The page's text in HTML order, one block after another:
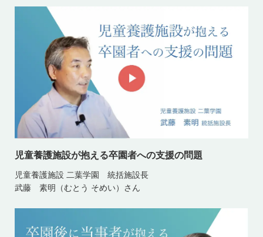
児童養護施設が抱える卒園者への支援の問題
児童養護施設 二葉学園 統括施設長
武藤 素明（むとう そめい）さん